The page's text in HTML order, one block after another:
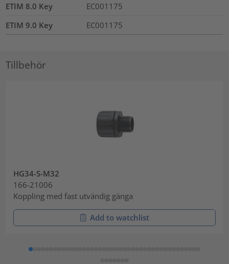
ETIM 8.0 Key
EC001175
ETIM 9.0 Key
EC001175
Tillbehör
HG34-S-M32
166-21006
Koppling med fast utvändig gänga
Add to watchlist